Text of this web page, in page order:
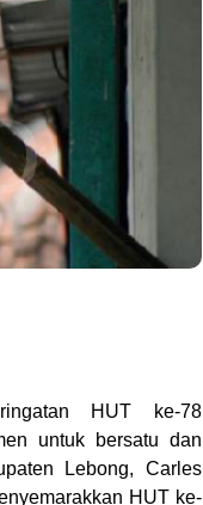
HUT ke-78
untuk bersatu dan
Lebong, Carles
HUT ke-